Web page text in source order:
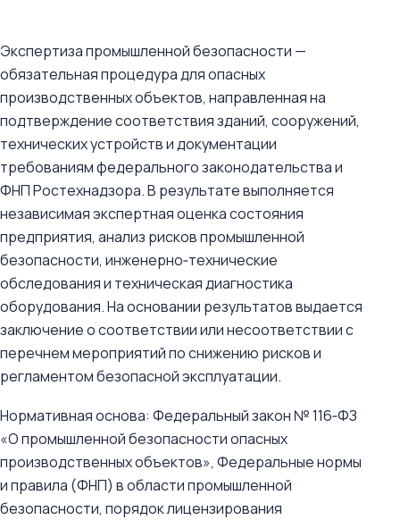
Экспертиза промышленной безопасности —
обязательная процедура для опасных
производственных объектов, направленная на
подтверждение соответствия зданий, сооружений,
технических устройств и документации
требованиям федерального законодательства и
ФНП Ростехнадзора. В результате выполняется
независимая экспертная оценка состояния
предприятия, анализ рисков промышленной
безопасности, инженерно‑технические
обследования и техническая диагностика
оборудования. На основании результатов выдается
заключение о соответствии или несоответствии с
перечнем мероприятий по снижению рисков и
регламентом безопасной эксплуатации.
Нормативная основа: Федеральный закон № 116‑ФЗ
«О промышленной безопасности опасных
производственных объектов», Федеральные нормы
и правила (ФНП) в области промышленной
безопасности, порядок лицензирования